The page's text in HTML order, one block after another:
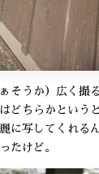
そうか）広く撮
どちらかという
に写してくれる
たけど。